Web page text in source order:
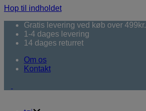
Hop til indholdet
Gratis levering ved køb over 499kr.
1-4 dages levering
14 dages returret
Om os
Kontakt